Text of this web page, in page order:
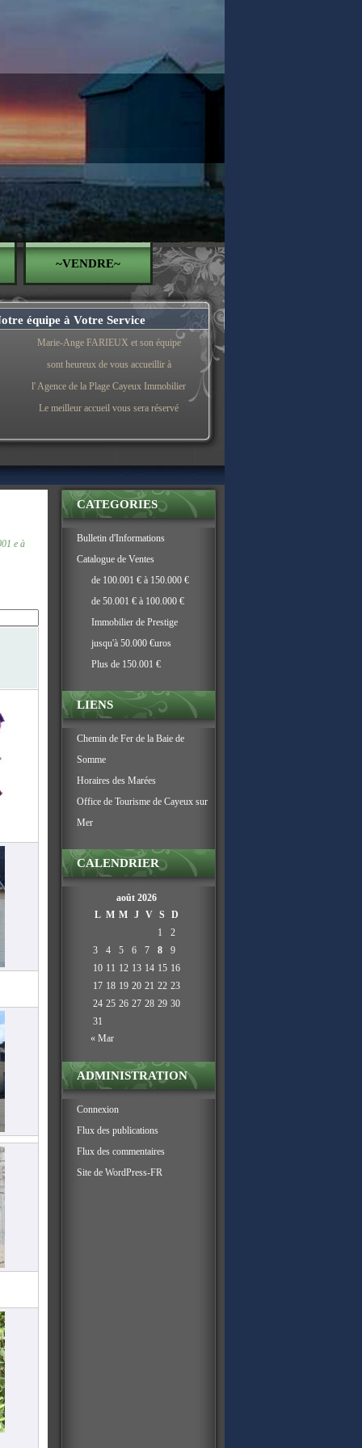
~VENDRE~
équipe à Votre Service
Marie-Ange FARIEUX et son équipe
sont heureux de vous accueillir à
l' Agence de la Plage Cayeux Immobilier
Le meilleur accueil vous sera réservé
e à
CATEGORIES
Bulletin d'Informations
Catalogue de Ventes
de 100.001 € à 150.000 €
de 50.001 € à 100.000 €
Immobilier de Prestige
jusqu'à 50.000 €uros
Plus de 150.001 €
LIENS
Chemin de Fer de la Baie de
Somme
Horaires des Marées
Office de Tourisme de Cayeux sur
Mer
CALENDRIER
août 2026
L M M J V S
D
1
2
3
4 5 6 7 8
9
10 11 12 13 14 15 16
17 18 19 20 21 22 23
24 25 26 27 28 29 30
31
« Mar
ADMINISTRATION
Connexion
Flux des publications
Flux des commentaires
Site de WordPress-FR